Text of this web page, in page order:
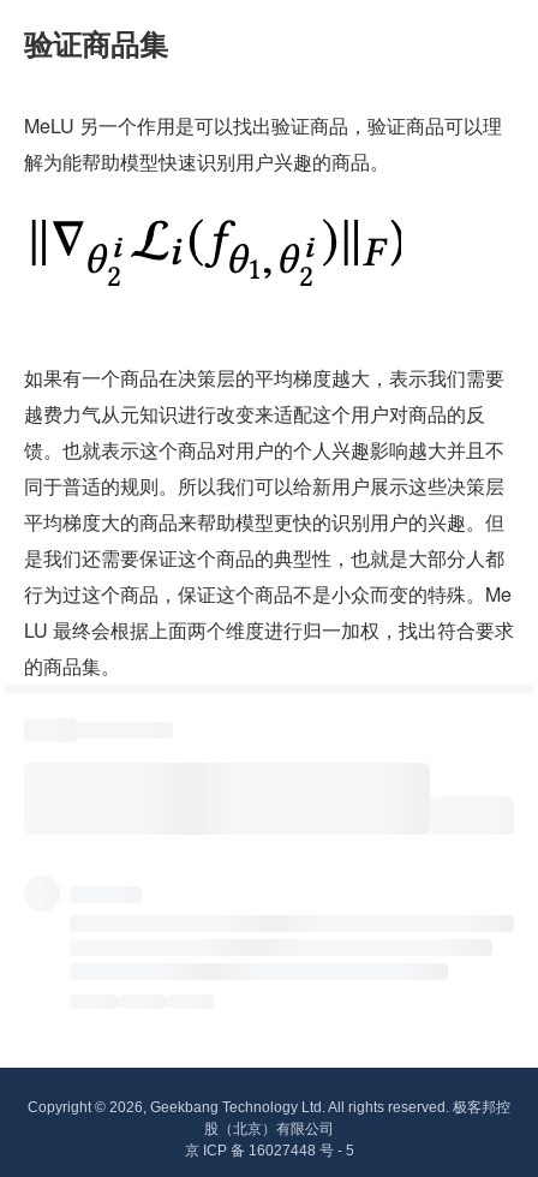
验证商品集
MeLU 另一个作用是可以找出验证商品，验证商品可以理
解为能帮助模型快速识别用户兴趣的商品。
如果有一个商品在决策层的平均梯度越大，表示我们需要
越费力气从元知识进行改变来适配这个用户对商品的反
馈。也就表示这个商品对用户的个人兴趣影响越大并且不
同于普适的规则。所以我们可以给新用户展示这些决策层
平均梯度大的商品来帮助模型更快的识别用户的兴趣。但
是我们还需要保证这个商品的典型性，也就是大部分人都
行为过这个商品，保证这个商品不是小众而变的特殊。Me
LU 最终会根据上面两个维度进行归一加权，找出符合要求
的商品集。
Copyright © 2026, Geekbang Technology Ltd. All rights reserved. 极客邦控
股（北京）有限公司
京 ICP 备 16027448 号 - 5